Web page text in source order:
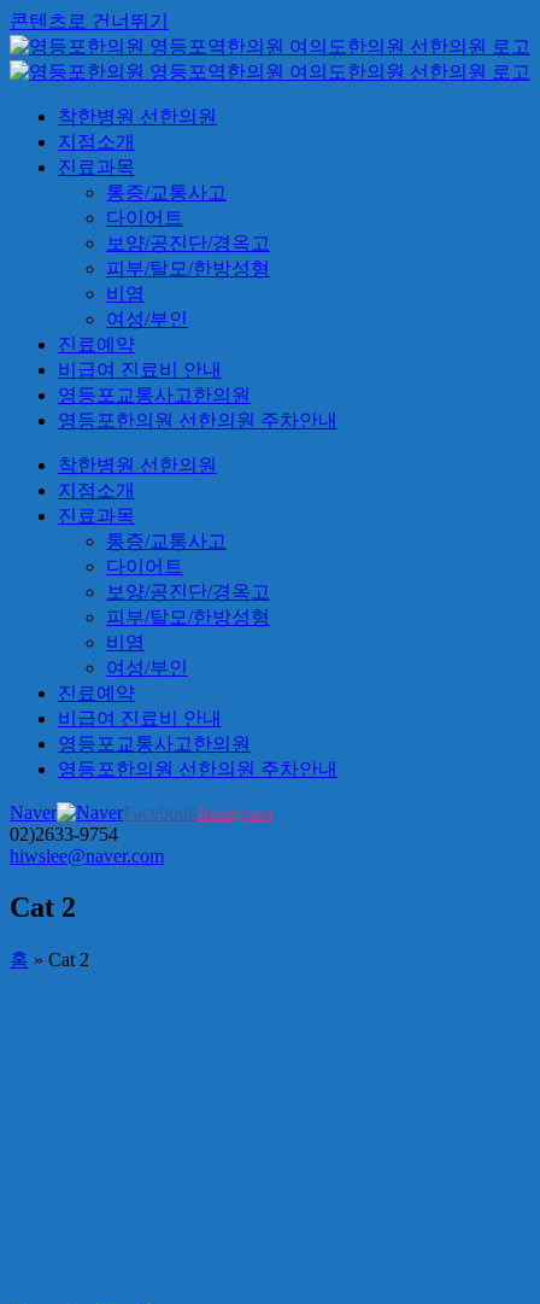
콘텐츠로 건너뛰기
착한병원 선한의원
지점소개
진료과목
통증/교통사고
다이어트
보양/공진단/경옥고
피부/탈모/한방성형
비염
여성/부인
진료예약
비급여 진료비 안내
영등포교통사고한의원
영등포한의원 선한의원 주차안내
착한병원 선한의원
지점소개
진료과목
통증/교통사고
다이어트
보양/공진단/경옥고
피부/탈모/한방성형
비염
여성/부인
진료예약
비급여 진료비 안내
영등포교통사고한의원
영등포한의원 선한의원 주차안내
Naver FacebookInstagram
02)2633-9754
hiwslee@naver.com
Cat 2
홈 » Cat 2